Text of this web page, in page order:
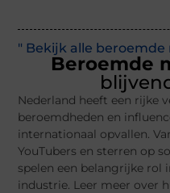
" Bekijk alle beroemde
Beroemde
Nederland heeft een rijke
beroemdheden en
internationaal opvallen.
YouTubers en sterren op
spelen een belangrijke rol
industrie. Leer meer over